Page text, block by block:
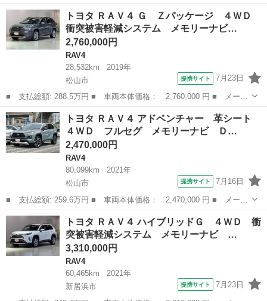
ー名： トヨタ ■ 車種名： ＲＡＶ４ ■ グレード名： アドベン
チャー ４ＷＤ 衝突被害軽減システム メモリーナビ バックカメ
ラ フル...
愛媛 宇和島市 RAV4
トヨタ ＲＡＶ４ Ｇ Ｚパッケージ ４ＷＤ
衝突被害軽減システム メモリーナビ…
2,760,000円
RAV4
28,532km
2019年
松山市
提携サイト 7月23日
■ 支払総額: 288.5万円 ■ 車両本体価格： 2,760,000 円 ■ メーカ
ー名： トヨタ ■ 車種名： ＲＡＶ４ ■ グレード名： Ｇ Ｚパ
ッケージ ４ＷＤ 衝突被害軽減システム メモリーナビ バックカ
メラ フ...
愛媛 松山市 RAV4
トヨタ ＲＡＶ４ アドベンチャー 革シート
４ＷＤ フルセグ メモリーナビ Ｄ…
2,470,000円
RAV4
80,099km
2021年
松山市
提携サイト 7月16日
■ 支払総額: 259.6万円 ■ 車両本体価格： 2,470,000 円 ■ メーカ
ー名： トヨタ ■ 車種名： ＲＡＶ４ ■ グレード名： アドベン
チャー 革シート ４ＷＤ フルセグ メモリーナビ ＤＶＤ再生
ミュージ...
愛媛 松山市 RAV4
トヨタ ＲＡＶ４ ハイブリッドＧ ４ＷＤ 衝
突被害軽減システム メモリーナビ …
3,310,000円
RAV4
60,465km
2021年
新居浜市
提携サイト 7月23日